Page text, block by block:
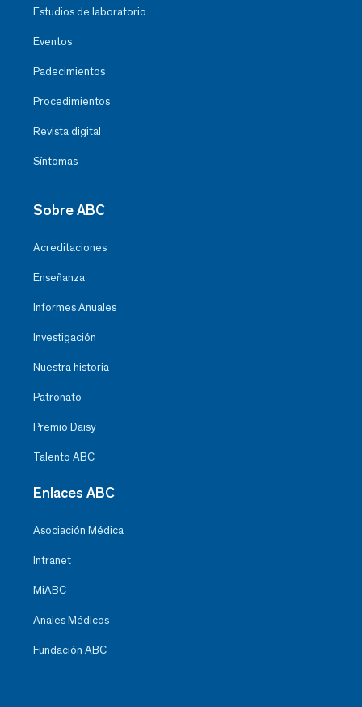
Estudios de laboratorio
Eventos
Padecimientos
Procedimientos
Revista digital
Síntomas
Sobre ABC
Acreditaciones
Enseñanza
Informes Anuales
Investigación
Nuestra historia
Patronato
Premio Daisy
Talento ABC
Enlaces ABC
Asociación Médica
Intranet
MiABC
Anales Médicos
Fundación ABC